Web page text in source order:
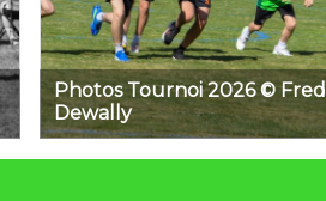
Photos Tournoi 2026 © Fred
Dewally